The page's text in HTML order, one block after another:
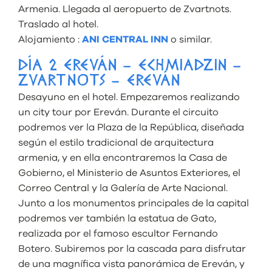
Armenia. Llegada al aeropuerto de Zvartnots.
Traslado al hotel.
Alojamiento : ANI CENTRAL INN o similar.
DÍA 2 EREVÁN – ECHMIADZIN –
ZVARTNOTS – EREVÁN
Desayuno en el hotel. Empezaremos realizando
un city tour por Ereván. Durante el circuito
podremos ver la Plaza de la República, diseñada
según el estilo tradicional de arquitectura
armenia, y en ella encontraremos la Casa de
Gobierno, el Ministerio de Asuntos Exteriores, el
Correo Central y la Galería de Arte Nacional.
Junto a los monumentos principales de la capital
podremos ver también la estatua de Gato,
realizada por el famoso escultor Fernando
Botero. Subiremos por la cascada para disfrutar
de una magnífica vista panorámica de Ereván, y